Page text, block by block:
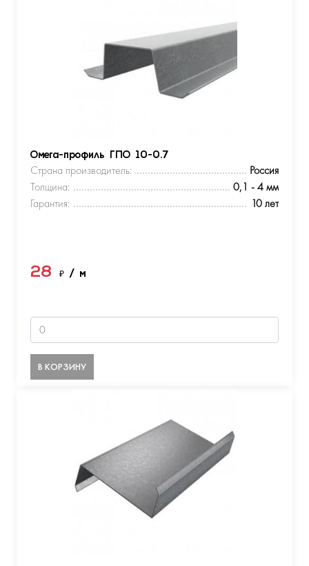
Омега-профиль ГПО 10-0.7
Страна производитель:
Россия
Толщина:
0,1 - 4 мм
Гарантия:
10 лет
28 ₽ / м
В КОРЗИНУ